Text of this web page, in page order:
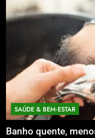
SAÚDE & BEM‑ESTAR
Banho quente,